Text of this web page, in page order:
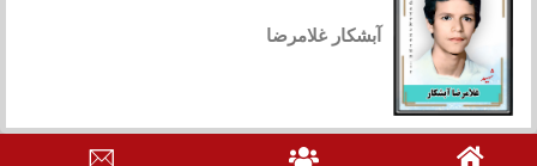
آبشکار غلامرضا